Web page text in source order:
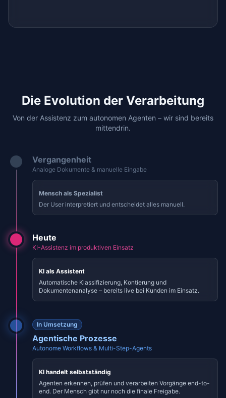
Die Evolution der Verarbeitung
Von der Assistenz zum autonomen Agenten – wir sind bereits
mittendrin.
Vergangenheit
Analoge Dokumente & manuelle Eingabe
Mensch als Spezialist
Der User interpretiert und entscheidet alles manuell.
Heute
KI-Assistenz im produktiven Einsatz
KI als Assistent
Automatische Klassifizierung, Kontierung und
Dokumentenanalyse – bereits live bei Kunden im Einsatz.
In Umsetzung
Agentische Prozesse
Autonome Workflows & Multi-Step-Agents
KI handelt selbstständig
Agenten erkennen, prüfen und verarbeiten Vorgänge end-to-
end. Der Mensch gibt nur noch die finale Freigabe.